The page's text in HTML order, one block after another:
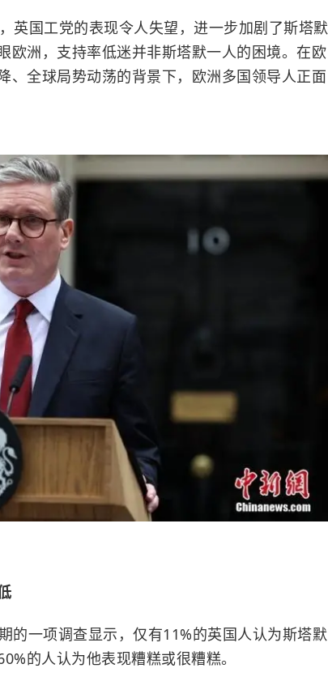
国工党的表现令人失望，进一步加剧了斯塔默
欧洲，支持率低迷并非斯塔默一人的困境。在欧
、全球局势动荡的背景下，欧洲多国领导人正面
的一项调查显示，仅有11%的英国人认为斯塔默
的人认为他表现糟糕或很糟糕。